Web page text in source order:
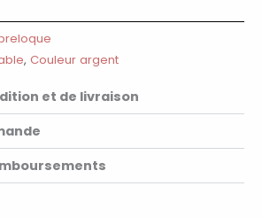
, Couleur argent
et de livraison